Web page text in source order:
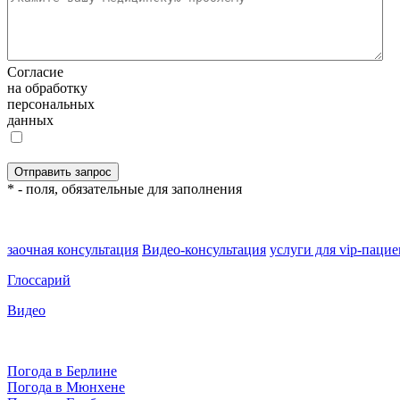
Согласие
на обработку
персональных
данных
* - поля, обязательные для заполнения
заочная консультация Видео-консультация услуги для vip-
Глоссарий
Видео
Погода в Берлине
Погода в Мюнхене